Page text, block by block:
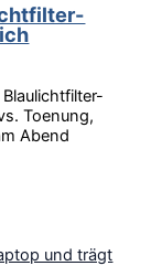
Toenung,
Abend